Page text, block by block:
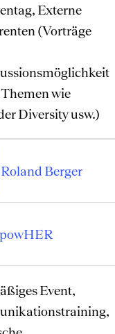
Externe
(Vorträge
wie
Diversity usw.)
Roland Berger
Event,